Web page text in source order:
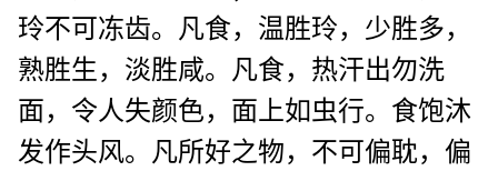
玲不可冻齿。凡食，温胜玲，少胜多，
熟胜生，淡胜咸。凡食，热汗出勿洗
面，令人失颜色，面上如虫行。食饱沐
发作头风。凡所好之物，不可偏耽，偏